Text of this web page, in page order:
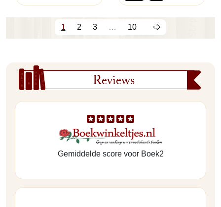
Reviews
Gemiddelde score voor Boek2
1 2 3 … 10